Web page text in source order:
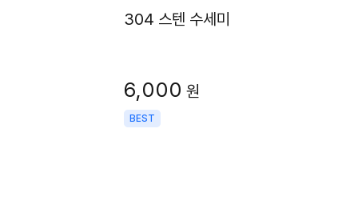
304 스텐 수세미
6,000 원
BEST